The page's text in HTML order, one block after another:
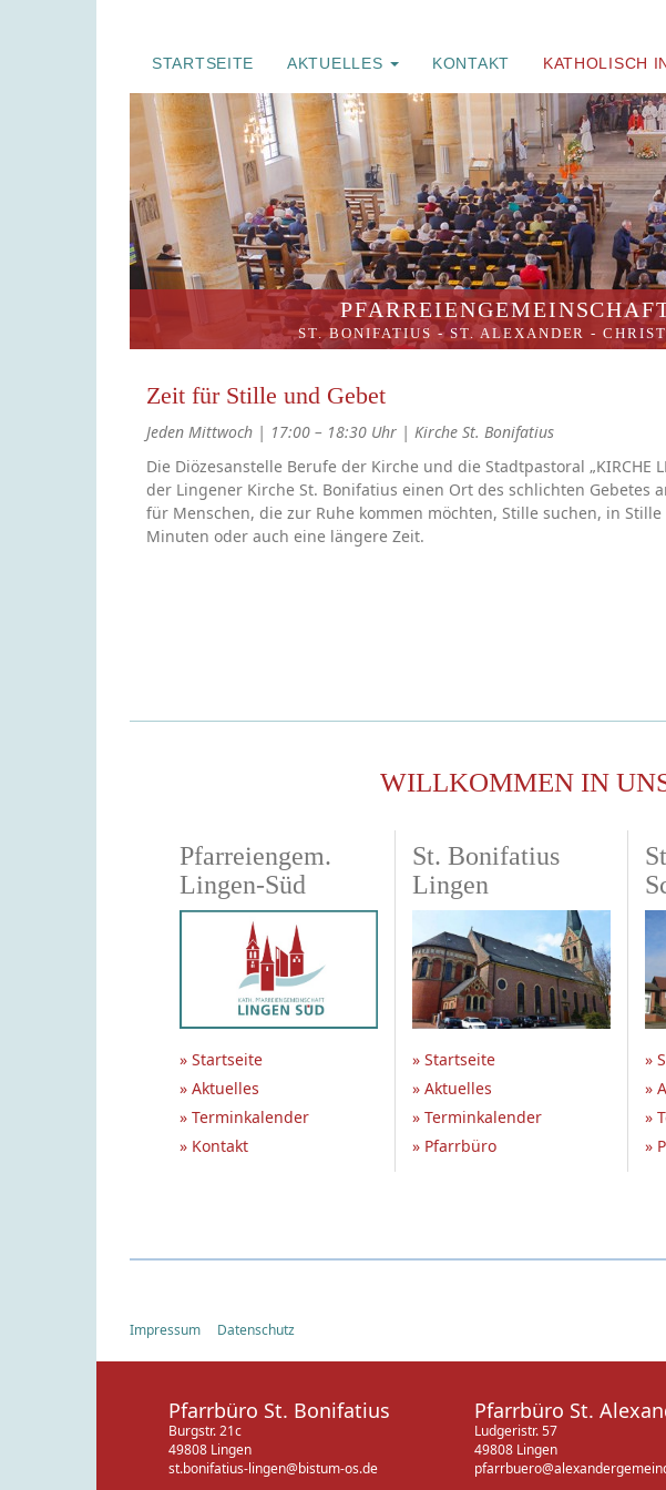
STARTSEITE AKTUELLES KONTAKT KATHOLISCH
ST. BONIFATIUS - ST. ALEXANDER -
Zeit für Stille und Gebet
Jeden Mittwoch | 17:00 – 18:30 Uhr | Kirche St. Bonifatius
Die Diözesanstelle Berufe der Kirche und die Stadtpastoral „KIRCHE
der Lingener Kirche St. Bonifatius einen Ort des schlichten Gebetes
für Menschen, die zur Ruhe kommen möchten, Stille suchen, in
Minuten oder auch eine längere Zeit.
WILLKOMMEN IN
Pfarreiengem.
Lingen-Süd
» Startseite
» Aktuelles
» Terminkalender
» Kontakt
St. Bonifatius
Lingen
» Startseite
» Aktuelles
» Terminkalender
» Pfarrbüro
»
»
»
»
Impressum Datenschutz
Pfarrbüro St. Bonifatius
Burgstr. 21c
49808 Lingen
st.bonifatius-lingen@bistum-os.de
Pfarrbüro St.
Ludgeristr. 57
49808 Lingen